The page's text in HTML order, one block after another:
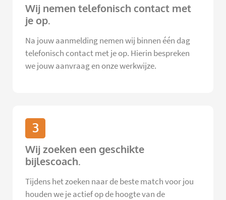
Wij nemen telefonisch contact met
je op.
Na jouw aanmelding nemen wij binnen één dag
telefonisch contact met je op. Hierin bespreken
we jouw aanvraag en onze werkwijze.
3
Wij zoeken een geschikte
bijlescoach.
Tijdens het zoeken naar de beste match voor jou
houden we je actief op de hoogte van de